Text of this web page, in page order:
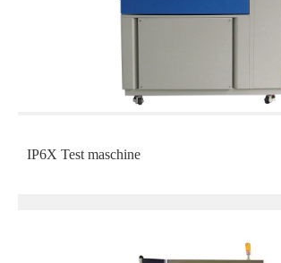
IP6X Test maschine